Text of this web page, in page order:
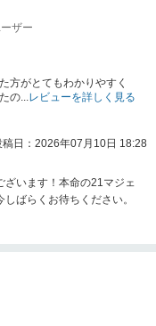
ザー
方がとてもわかりやすく
の...レビューを詳しく見る
稿日：2026年07月10日 18:28
ざいます！本命の21マジェ
ばらくお待ちください。